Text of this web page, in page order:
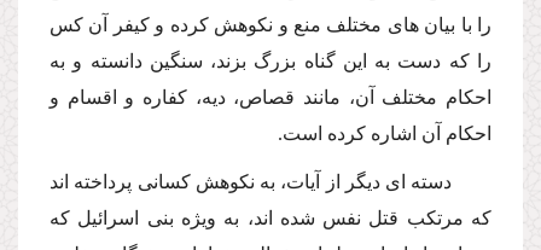
را با بیان هاى مختلف منع و نكوهش كرده و كیفر آن كس
را كه دست به این گناه بزرگ بزند، سنگین دانسته و به
احكام مختلف آن، مانند قصاص، دیه، كفاره و اقسام و
احكام آن اشاره كرده است.
دسته اى دیگر از آیات، به نكوهش كسانى پرداخته اند
كه مرتكب قتل نفس شده اند، به ویژه بنى اسرائیل كه